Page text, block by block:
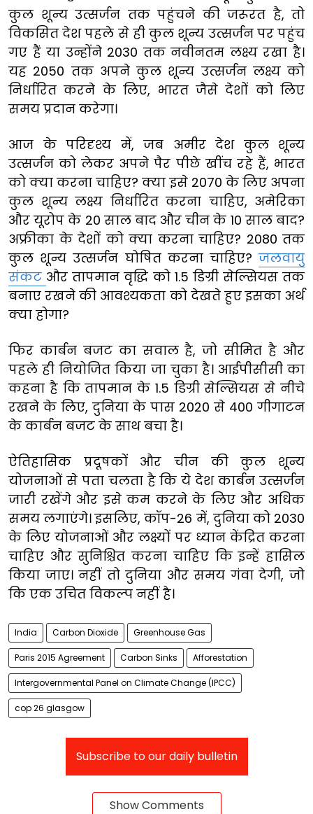
कुल शून्य उत्सर्जन तक पहुंचने की जरूरत है, तो
विकसित देश पहले से ही कुल शून्य उत्सर्जन पर पहुंच
गए हैं या उन्होंने 2030 तक नवीनतम लक्ष्य रखा है।
यह 2050 तक अपने कुल शून्य उत्सर्जन लक्ष्य को
निर्धारित करने के लिए, भारत जैसे देशों को लिए
समय प्रदान करेगा।
आज के परिदृश्य में, जब अमीर देश कुल शून्य
उत्सर्जन को लेकर अपने पैर पीछे खींच रहे हैं, भारत
को क्या करना चाहिए? क्या इसे 2070 के लिए अपना
कुल शून्य लक्ष्य निर्धारित करना चाहिए, अमेरिका
और यूरोप के 20 साल बाद और चीन के 10 साल बाद?
अफ्रीका के देशों को क्या करना चाहिए? 2080 तक
कुल शून्य उत्सर्जन घोषित करना चाहिए? जलवायु
संकट और तापमान वृद्धि को 1.5 डिग्री सेल्सियस तक
बनाए रखने की आवश्यकता को देखते हुए इसका अर्थ
क्या होगा?
फिर कार्बन बजट का सवाल है, जो सीमित है और
पहले ही नियोजित किया जा चुका है। आईपीसीसी का
कहना है कि तापमान के 1.5 डिग्री सेल्सियस से नीचे
रखने के लिए, दुनिया के पास 2020 से 400 गीगाटन
के कार्बन बजट के साथ बचा है।
ऐतिहासिक प्रदूषकों और चीन की कुल शून्य
योजनाओं से पता चलता है कि ये देश कार्बन उत्सर्जन
जारी रखेंगे और इसे कम करने के लिए और अधिक
समय लगाएंगे। इसलिए, कॉप-26 में, दुनिया को 2030
के लिए योजनाओं और लक्ष्यों पर ध्यान केंद्रित करना
चाहिए और सुनिश्चित करना चाहिए कि इन्हें हासिल
किया जाए। नहीं तो दुनिया और समय गंवा देगी, जो
कि एक उचित विकल्प नहीं है।
India Carbon Dioxide Greenhouse Gas
Paris 2015 Agreement Carbon Sinks Afforestation
Intergovernmental Panel on Climate Change (IPCC)
cop 26 glasgow
Subscribe to our daily bulletin
Show Comments